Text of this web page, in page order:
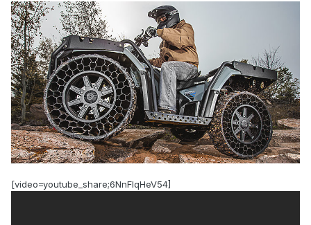
[video=youtube_share;6NnFIqHeV54]